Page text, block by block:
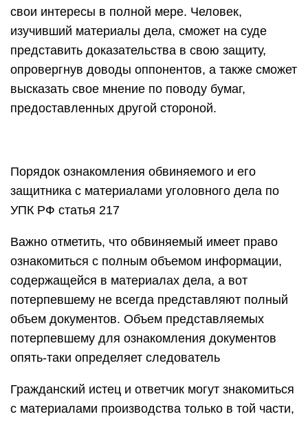
свои интересы в полной мере. Человек,
изучивший материалы дела, сможет на суде
представить доказательства в свою защиту,
опровергнув доводы оппонентов, а также сможет
высказать свое мнение по поводу бумаг,
предоставленных другой стороной.
Порядок ознакомления обвиняемого и его
защитника с материалами уголовного дела по
УПК РФ статья 217
Важно отметить, что обвиняемый имеет право
ознакомиться с полным объемом информации,
содержащейся в материалах дела, а вот
потерпевшему не всегда представляют полный
объем документов. Объем представляемых
потерпевшему для ознакомления документов
опять-таки определяет следователь
Гражданский истец и ответчик могут знакомиться
с материалами производства только в той части,